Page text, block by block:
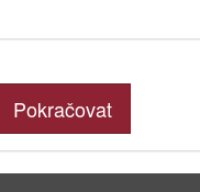
Pokračovat